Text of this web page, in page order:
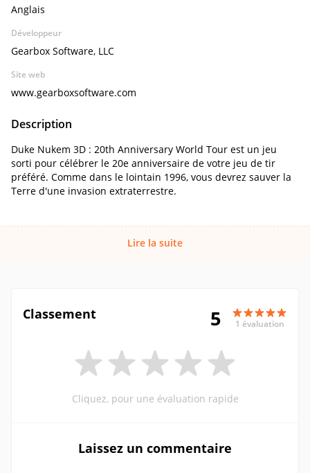
Anglais
Développeur
Gearbox Software, LLC
Site web
www.gearboxsoftware.com
Description
Duke Nukem 3D : 20th Anniversary World Tour est un jeu
sorti pour célébrer le 20e anniversaire de votre jeu de tir
préféré. Comme dans le lointain 1996, vous devrez sauver la
Terre d'une invasion extraterrestre.
Lire la suite
Classement 5 1 évaluation
Cliquez, pour une évaluation rapide
Laissez un commentaire